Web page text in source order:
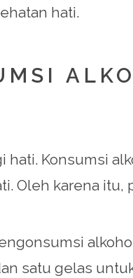
hati.
Konsumsi
Oleh karena itu,
satu gelas